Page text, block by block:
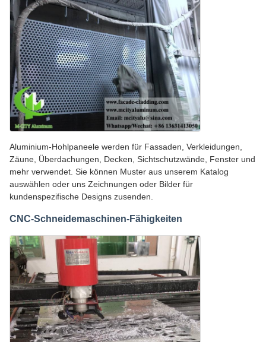
Aluminium-Hohlpaneele werden für Fassaden, Verkleidungen,
Zäune, Überdachungen, Decken, Sichtschutzwände, Fenster und
mehr verwendet. Sie können Muster aus unserem Katalog
auswählen oder uns Zeichnungen oder Bilder für
kundenspezifische Designs zusenden.
CNC-Schneidemaschinen-Fähigkeiten